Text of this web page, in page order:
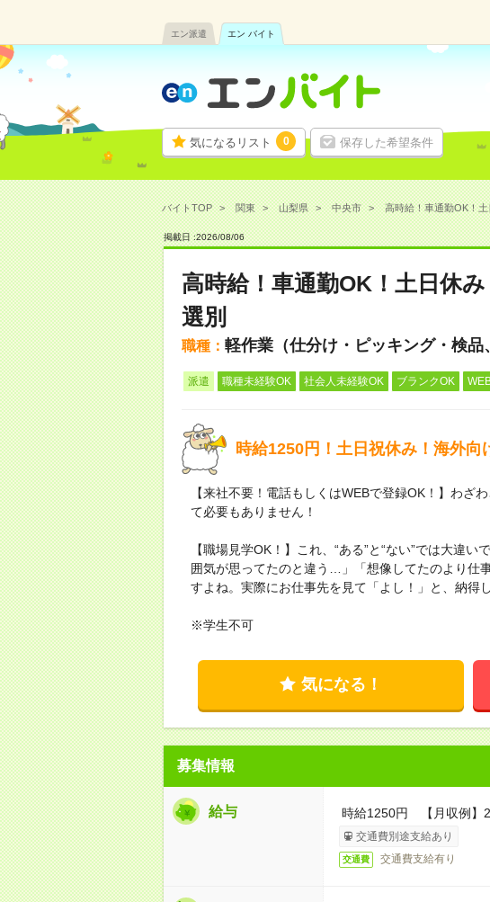
エン派遣 エン バイト
気になるリスト 0 保存した希望条件
バイトTOP 関東 山梨県 中央市 高時給！車通勤OK！
掲載日 :2026/08/06
高時給！車通勤OK！土日休
選別
職種： 軽作業（仕分け・ピッキング・検品
派遣 職種未経験OK 社会人未経験OK ブランクOK
時給1250円！土日祝休み！海外
【来社不要！電話もしくはWEBで登録OK！】わ
て必要もありません！
【職場見学OK！】これ、“ある”と“ない”では大違
囲気が思ってたのと違う…」「想像してたのより仕
すよね。実際にお仕事先を見て「よし！」と、納得
※学生不可
気になる！
募集情報
給与 時給1250円 【月収例】
交通費別途支給あり
交通費 交通費支給有り